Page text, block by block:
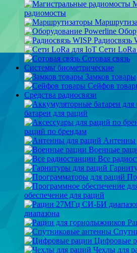
радиомосты
Радиосвязь
Сети
Сотовая связь
Системы биометрические
Замков товары
Сейфов
Средства радиосвязи
батареи для раций
раций по брендам
Антенны
Военные
Все
обеспечение для раций
диапазона
Цифровые
Чехлы для